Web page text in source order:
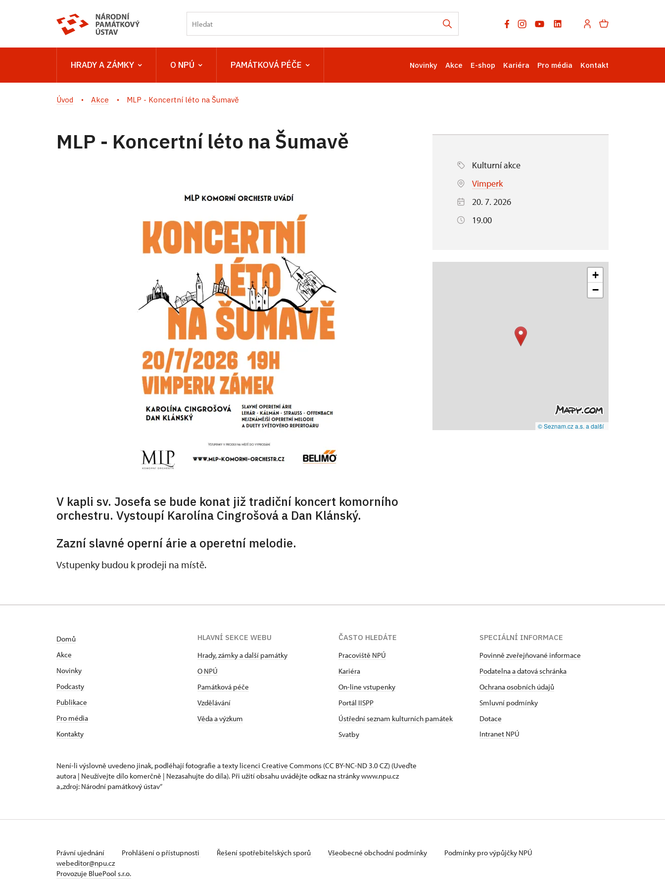
HRADY A ZÁMKY O NPÚ PAMÁTKOVÁ PÉČE Novinky Akce E-shop Kariéra Pro média Kontakt
Úvod Akce MLP - Koncertní léto na Šumavě
MLP - Koncertní léto na Šumavě
V kapli sv. Josefa se bude konat již tradiční koncert komorního
orchestru. Vystoupí Karolína Cingrošová a Dan Klánský.
Zazní slavné operní árie a operetní melodie.
Vstupenky budou k prodeji na místě.
Kulturní akce
Vimperk
20. 7. 2026
19.00
+
−
© Seznam.cz a.s. a další
Domů
Akce
Novinky
Podcasty
Publikace
Pro média
Kontakty
HLAVNÍ SEKCE WEBU
Hrady, zámky a další památky
O NPÚ
Památková péče
Vzdělávání
Věda a výzkum
ČASTO HLEDÁTE
Pracoviště NPÚ
Kariéra
On-line vstupenky
Portál IISPP
Ústřední seznam kulturních památek
Svatby
SPECIÁLNÍ INFORMACE
Povinně zveřejňované informace
Podatelna a datová schránka
Ochrana osobních údajů
Smluvní podmínky
Dotace
Intranet NPÚ
Není-li výslovně uvedeno jinak, podléhají fotografie a texty licenci Creative Commons (CC BY-NC-ND 3.0 CZ) (Uveďte
autora | Neužívejte dílo komerčně | Nezasahujte do díla). Při užití obsahu uvádějte odkaz na stránky www.npu.cz
a „zdroj: Národní památkový ústav“
Právní ujednání Prohlášení o přístupnosti Řešení spotřebitelských sporů Všeobecné obchodní podmínky
Podmínky pro výpůjčky NPÚ
webeditor@npu.cz
Provozuje BluePool s.r.o.